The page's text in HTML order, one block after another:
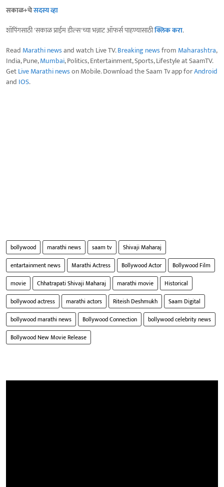
सकाळ+चेसदस्य व्हा
शॉपिंगसाठी 'सकाळ प्राईम डील्स'च्या भन्नाट ऑफर्स पाहण्यासाठीक्लिक करा.
Read Marathi newsand watch Live TV.Breaking newsfrom Maharashtra,
India, Pune,Mumbai, Politics, Entertainment, Sports, Lifestyle at SaamTV.
GetLive Marathi newson Mobile. Download the Saam Tv app forAndroid
and IOS.
bollywood marathi news saam tv
Shivaji Maharaj
entartainment news
Marathi Actress Bollywood Actor
Bollywood Film
movie
Chhatrapati Shivaji Maharaj marathi movie
Historical
bollywood actress
marathi actors Riteish Deshmukh
Saam Digital
bollywood marathi news
Bollywood Connection
bollywood celebrity news
Bollywood New Movie Release